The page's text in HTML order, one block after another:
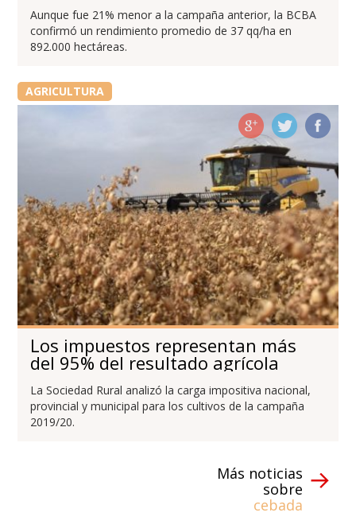
Aunque fue 21% menor a la campaña anterior, la BCBA
confirmó un rendimiento promedio de 37 qq/ha en
892.000 hectáreas.
AGRICULTURA
Los impuestos representan más
del 95% del resultado agrícola
La Sociedad Rural analizó la carga impositiva nacional,
provincial y municipal para los cultivos de la campaña
2019/20.
Más noticias
sobre
cebada